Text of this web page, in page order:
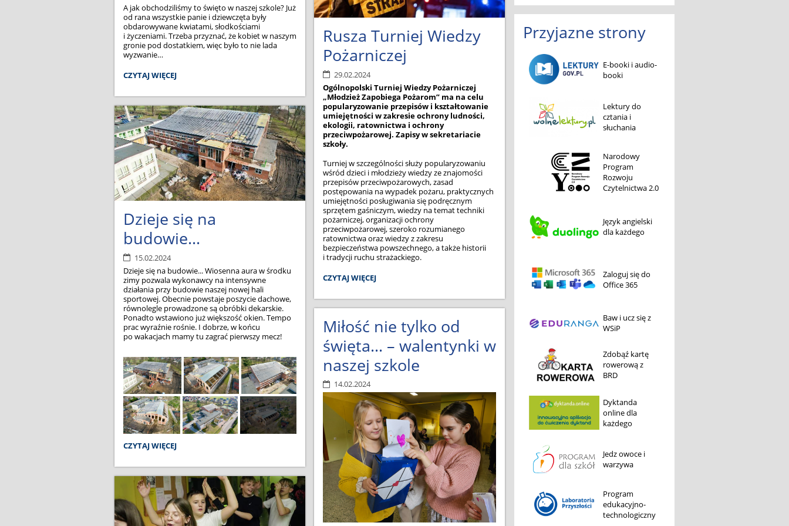
A jak obchodziliśmy to święto w naszej szkole? Już
od rana wszystkie panie i dziewczęta były
obdarowywane kwiatami, słodkościami
i życzeniami. Trzeba przyznać, że kobiet w naszym
gronie pod dostatkiem, więc było to nie lada
wyzwanie…
DZIEŃ
CZYTAJ WIĘCEJ
Rusza Turniej Wiedzy
Pożarniczej
29.02.2024
Ogólnopolski Turniej Wiedzy Pożarniczej
„Młodzież Zapobiega Pożarom” ma na celu
popularyzowanie przepisów i kształtowanie
umiejętności w zakresie ochrony ludności,
ekologii, ratownictwa i ochrony
przeciwpożarowej. Zapisy w sekretariacie
szkoły.
Turniej w szczególności służy popularyzowaniu
wśród dzieci i młodzieży wiedzy ze znajomości
przepisów przeciwpożarowych, zasad
postępowania na wypadek pożaru, praktycznych
umiejętności posługiwania się podręcznym
sprzętem gaśniczym, wiedzy na temat techniki
pożarniczej, organizacji ochrony
przeciwpożarowej, szeroko rozumianego
ratownictwa oraz wiedzy z zakresu
bezpieczeństwa powszechnego, a także historii
i tradycji ruchu strażackiego.
RUSZA
WIEDZY
POŻARNICZEJ:
CZYTAJ WIĘCEJ
Dzieje się na
budowie...
15.02.2024
Dzieje się na budowie...Wiosenna aura w środku
zimy pozwala wykonawcy na intensywne
działania przy budowie naszej nowej hali
sportowej. Obecnie powstaje poszycie dachowe,
równolegle prowadzone są obróbki dekarskie.
Ponadto wstawiono już większość okien. Tempo
prac wyraźnie rośnie. I dobrze, w końcu
po wakacjach mamy tu zagrać pierwszy mecz!
DZIEJE
NA
BUDOWIE...:
CZYTAJ WIĘCEJ
Miłość nie tylko od
święta… – walentynki w
naszej szkole
14.02.2024
Przyjazne strony
E-booki i audio-
booki
Lektury do
cztania i
słuchania
Narodowy
Program
Rozwoju
Czytelnictwa 2.0
Język angielski
dla każdego
Zaloguj się do
Office 365
Baw i ucz się z
WSiP
Zdobąź kartę
rowerową z
BRD
Dyktanda
online dla
każdego
Jedz owoce i
warzywa
Program
edukacyjno-
technologiczny